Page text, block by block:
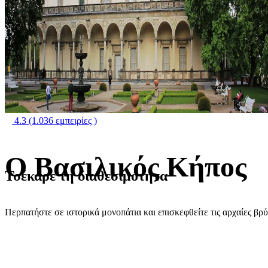
4.3 (1.036 εμπειρίες )
Ο Βασιλικός Κήπος
Περπατήστε σε ιστορικά μονοπάτια και επισκεφθείτε τις αρχαίες
Τσέκαρε τη διαθεσιμότητα